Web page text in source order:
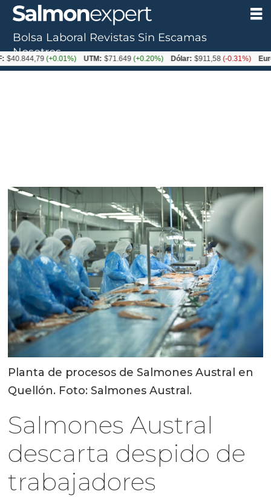
Planta de procesos de Salmones Austral en
Quellón. Foto: Salmones Austral.
Salmones Austral
descarta despido de
trabajadores
Bolsa Laboral Revistas Sin Escamas
Nosotros
(+0.01%) UTM: $71.649(+0.20%) Dólar: $911,58(-0.31%) Euro: